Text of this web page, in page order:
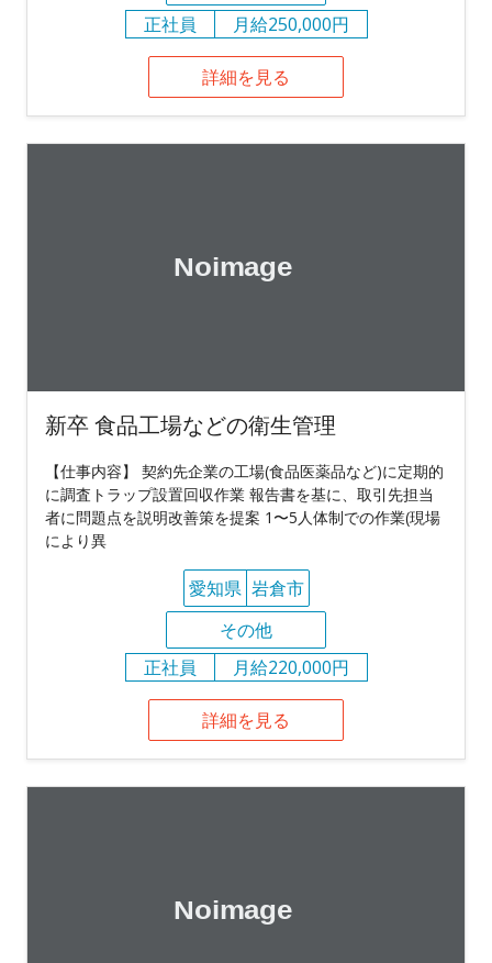
正社員
月給250,000円
詳細を見る
新卒 食品工場などの衛生管理
【仕事内容】 契約先企業の工場(食品医薬品など)に定期的
に調査トラップ設置回収作業 報告書を基に、取引先担当
者に問題点を説明改善策を提案 1〜5人体制での作業(現場
により異
愛知県 岩倉市
その他
正社員
月給220,000円
詳細を見る